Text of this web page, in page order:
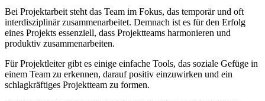
Bei Projektarbeit steht das Team im Fokus, das temporär und oft
interdisziplinär zusammenarbeitet. Demnach ist es für den Erfolg
eines Projekts essenziell, dass Projektteams harmonieren und
produktiv zusammenarbeiten.
Für Projektleiter gibt es einige einfache Tools, das soziale Gefüge in
einem Team zu erkennen, darauf positiv einzuwirken und ein
schlagkräftiges Projektteam zu formen.